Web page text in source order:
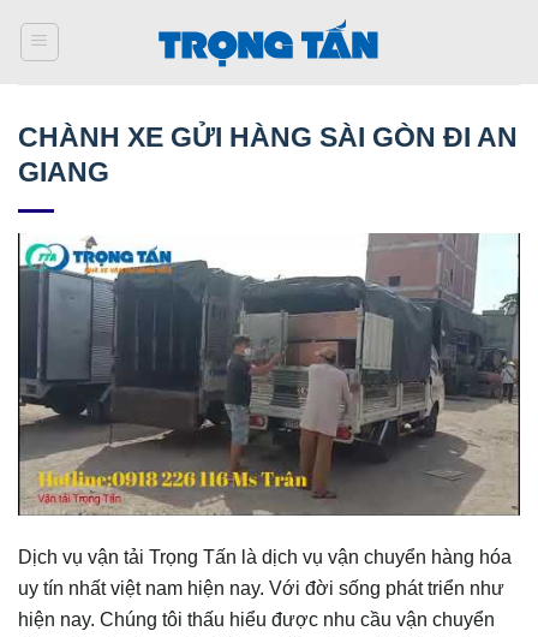
qua
CHÀNH XE GỬI HÀNG SÀI GÒN ĐI AN
GIANG
Dịch vụ vận tải Trọng Tấn là dịch vụ vận chuyển hàng hóa
uy tín nhất việt nam hiện nay. Với đời sống phát triển như
hiện nay. Chúng tôi thấu hiểu được nhu cầu vận chuyển